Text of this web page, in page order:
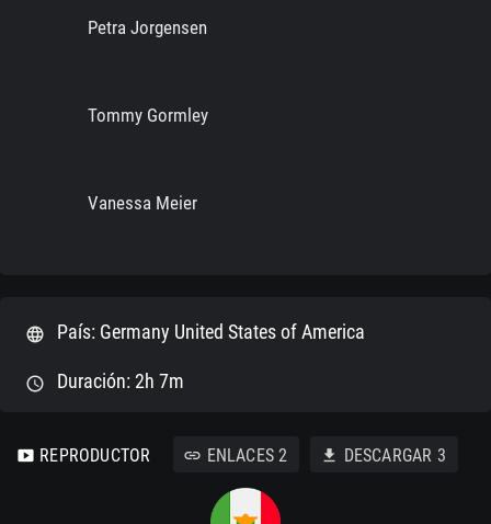
Petra Jorgensen
Tommy Gormley
Vanessa Meier
language País: Germany United States of America
schedule Duración: 2h 7m
smart_display REPRODUCTOR link ENLACES 2 download DESCARGAR 3